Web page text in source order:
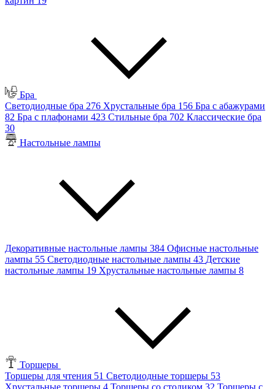
Бра
Светодиодные бра 276 Хрустальные бра 156 Бра с абажурами
82 Бра с плафонами 423 Стильные бра 702 Классические бра
30
Настольные лампы
Декоративные настольные лампы 384 Офисные настольные
лампы 55 Светодиодные настольные лампы 43 Детские
настольные лампы 19 Хрустальные настольные лампы 8
Торшеры
Торшеры для чтения 51 Светодиодные торшеры 53
Хрустальные торшеры 4 Торшеры со столиком 32 Торшеры с